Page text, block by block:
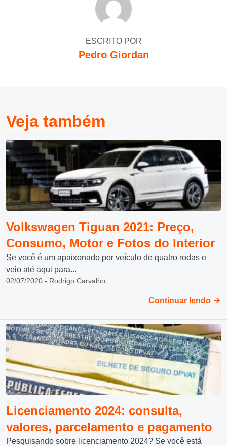
ESCRITO POR
Pedro Giordan
Veja também
Volkswagen Tiguan 2021: Preço,
Consumo, Motor e Fotos do Interior
Se você é um apaixonado por veículo de quatro rodas e
veio até aqui para...
02/07/2020 - Rodrigo Carvalho
Continuar lendo
Licenciamento 2024: consulta,
valores, parcelamento e pagamento
Pesquisando sobre licenciamento 2024? Se você está